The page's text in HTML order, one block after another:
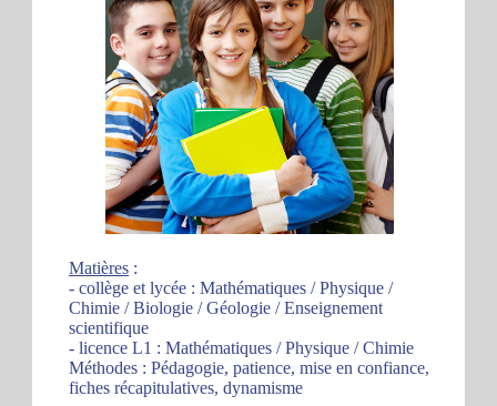
Matières :
- collège et lycée : Mathématiques / Physique /
Chimie / Biologie / Géologie / Enseignement
scientifique
- licence L1 : Mathématiques / Physique / Chimie
Méthodes : Pédagogie, patience, mise en confiance,
fiches récapitulatives, dynamisme